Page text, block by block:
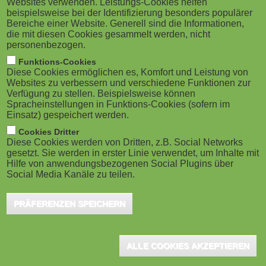
M
o
b
i
l
e
)
g
a
o
n
London (UK), February 2024 - Nestled in the dynamic
rail industry of the United Kingdom, ScotRail emerges
as a prominent player, continually seeking innovative
solutions to enhance its operations and services. At
the heart of this quest for innovation is Sodi Kakouris,
Digital Learning Manager at ScotRail. His role at
ScotRail is pivotal, and he leads the digital learning
team. Together with ARuVR, they are at the forefront of
ScotRail towards a future where technology and
Nestled in the dynamic rail industry of the United Kingdom,
Websites verwenden. Leistungs-Cookies helfen
beispielsweise bei der Identifizierung besonders populärer
Bereiche einer Website. Generell sind die Informationen,
die mit diesen Cookies gesammelt werden, nicht
personenbezogen.
Funktions-Cookies
Diese Cookies ermöglichen es, Komfort und Leistung von
Websites zu verbessern und verschiedene Funktionen zur
Verfügung zu stellen. Beispielsweise können
Spracheinstellungen in Funktions-Cookies (sofern im
Einsatz) gespeichert werden.
Cookies Dritter
Diese Cookies werden von Dritten, z.B. Social Networks
gesetzt. Sie werden in erster Linie verwendet, um Inhalte mit
Hilfe von anwendungsbezogenen Social Plugins über
Social Media Kanäle zu teilen.
PRÄFERENZEN SPEICHERN
ALLE COOKIES AKZEPTIEREN